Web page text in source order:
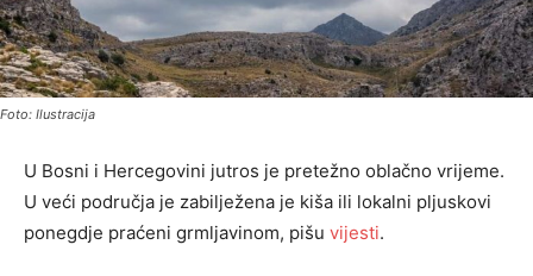
Foto: Ilustracija
U Bosni i Hercegovini jutros je pretežno oblačno vrijeme.
U veći područja je zabilježena je kiša ili lokalni pljuskovi
ponegdje praćeni grmljavinom, pišu vijesti.